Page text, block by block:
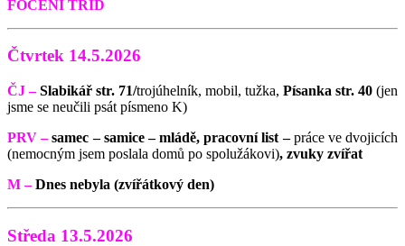
FOCENÍ TŘÍD
Čtvrtek 14.5.2026
ČJ –Slabikář str. 71/trojúhelník, mobil, tužka, Písanka str. 40 (jen
jsme se neučili psát písmeno K)
PRV –samec – samice – mládě, pracovní list –práce ve dvojicích
(nemocným jsem poslala domů po spolužákovi), zvuky zvířat
M –Dnes nebyla (zvířátkový den)
Středa 13.5.2026